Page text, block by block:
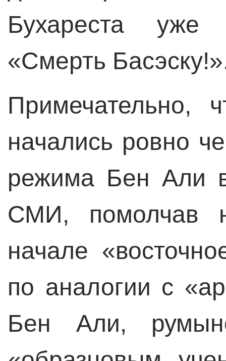
Бухареста уже
«Смерть
Примечательно,
начались ровно
режима Бен Али
СМИ, помолчав
начале
по аналогии с
Бен Али,